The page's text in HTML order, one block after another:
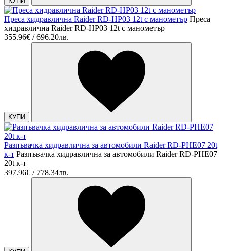
Преса хидравлична Raider RD-HP03 12t с манометър Преса
хидравлична Raider RD-HP03 12t с манометър
355.96€ / 696.20лв.
КУПИ
Разпъвачка хидравлична за автомобили Raider RD-PHE07 20t
к-т Разпъвачка хидравлична за автомобили Raider RD-PHE07
20t к-т
397.96€ / 778.34лв.